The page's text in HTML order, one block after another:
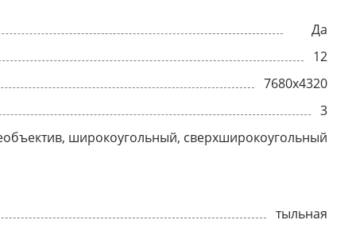
Да
12
7680x4320
3
широкоугольный, сверхширокоугольный
тыльная